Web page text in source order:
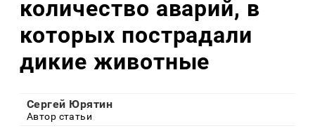
количество аварий, в
которых пострадали
дикие животные
Сергей Юрятин
Автор статьи